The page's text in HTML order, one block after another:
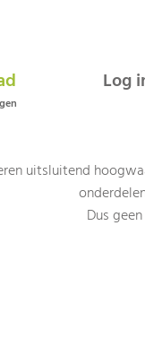
Log
uitsluitend
Dus